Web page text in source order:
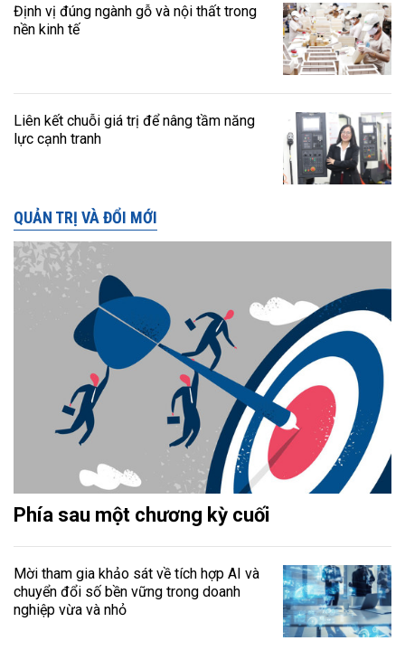
Định vị đúng ngành gỗ và nội thất trong
nền kinh tế
Liên kết chuỗi giá trị để nâng tầm năng
lực cạnh tranh
QUẢN TRỊ VÀ ĐỔI MỚI
Phía sau một chương kỳ cuối
Mời tham gia khảo sát về tích hợp AI và
chuyển đổi số bền vững trong doanh
nghiệp vừa và nhỏ